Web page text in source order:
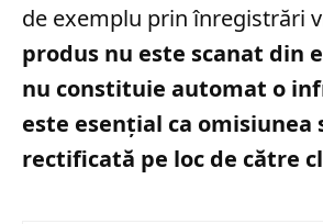
de exemplu prin înregistrări
produs nu este scanat din
nu constituie automat o
este esențial ca omisiunea
rectificată pe loc de către